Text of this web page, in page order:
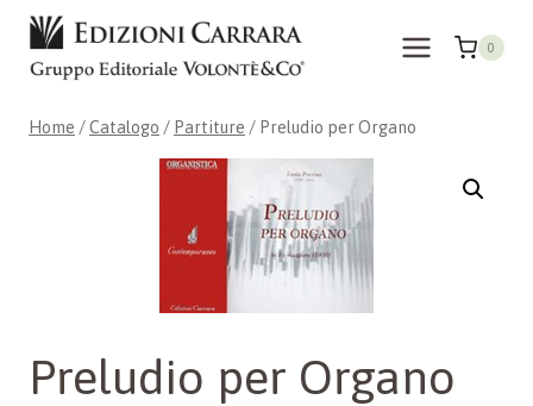
Salta
contenuto
0
Home /Catalogo / Partiture / Preludio per Organo
Preludio per Organo